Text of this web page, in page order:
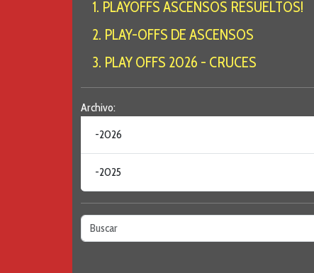
1. PLAYOFFS ASCENSOS RESUELTOS!
2. PLAY-OFFS DE ASCENSOS
3. PLAY OFFS 2026 - CRUCES
Archivo:
-2026
-2025